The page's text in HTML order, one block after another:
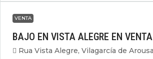
VENTA
BAJO EN VISTA ALEGRE EN VENTA
Rua Vista Alegre, Vilagarcía de